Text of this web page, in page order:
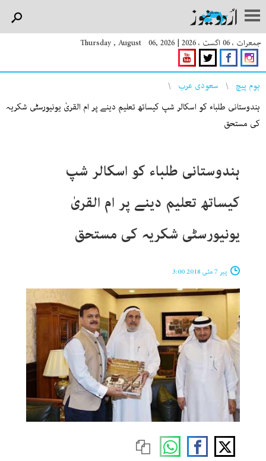
جمعرات ، 06 اگست ، 2026 |
Thursday , August 06, 2026
You are here
ہوم پیچ
سعودی عرب
ہندوستانی طلباء کو اسکالر شپ کیساتھ تعلیم دینے پر ام القریٰ یونیورسٹی شکریہ
کی مستحق
ہندوستانی طلباء کو اسکالر شپ
کیساتھ تعلیم دینے پر ام القریٰ
یونیورسٹی شکریہ کی مستحق
پیر 7 مئی 2018 3:00